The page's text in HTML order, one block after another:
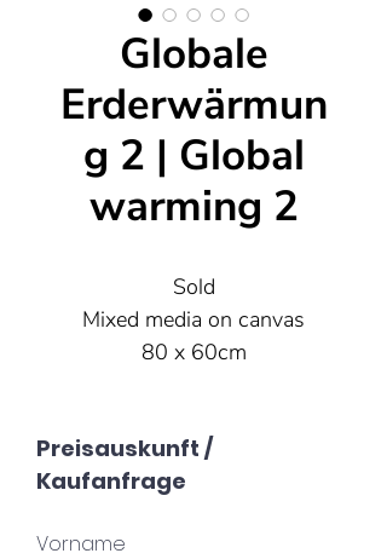
Globale
Erderwärmun
g 2 | Global
warming 2
Sold
Mixed media on canvas
80 x 60cm
Preisauskunft /
Kaufanfrage
Vorname